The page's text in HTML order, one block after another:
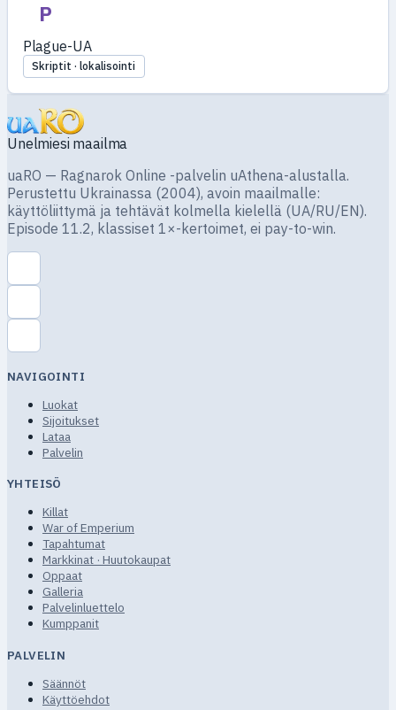
P
Plague-UA
Skriptit · lokalisointi
Unelmiesi maailma
uaRO — Ragnarok Online -palvelin uAthena-alustalla.
Perustettu Ukrainassa (2004), avoin maailmalle:
käyttöliittymä ja tehtävät kolmella kielellä (UA/RU/EN).
Episode 11.2, klassiset 1×-kertoimet, ei pay-to-win.
NAVIGOINTI
Luokat
Sijoitukset
Lataa
Palvelin
YHTEISÖ
Killat
War of Emperium
Tapahtumat
Markkinat · Huutokaupat
Oppaat
Galleria
Palvelinluettelo
Kumppanit
PALVELIN
Säännöt
Käyttöehdot